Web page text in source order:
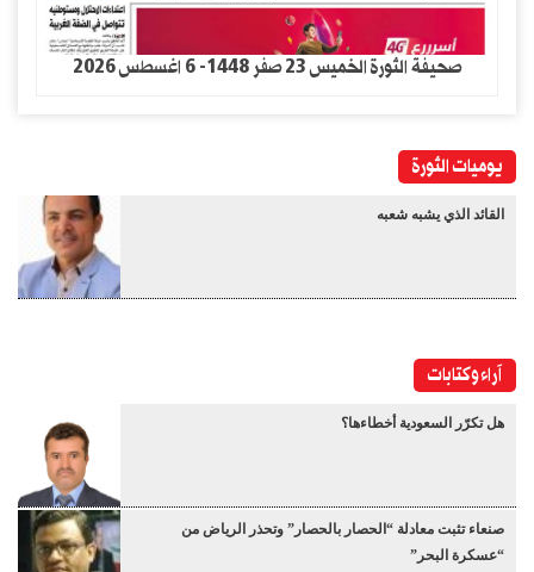
صحيفة الثورة الخميس 23 صفر 1448- 6 اغسطس 2026
يوميات الثورة
القائد الذي يشبه شعبه
آراء وكتابات
هل تكرّر السعودية أخطاءها؟
صنعاء تثبت معادلة “الحصار بالحصار” وتحذر الرياض من
“عسكرة البحر”